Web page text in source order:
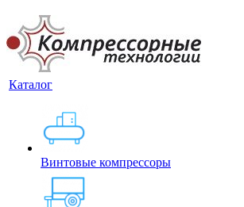
Каталог
Винтовые компрессоры